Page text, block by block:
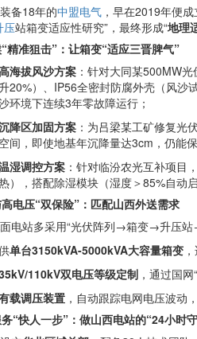
备18年的中盟电气 ，早在2019年便
压站箱变适应性研究”，最终形成“地理
精准狙击”：让箱变“适应三晋脾气”
海拔风沙方案 ：针对大同某500MW
20%）、IP56全密封防腐外壳（风沙
环境下连续3年零故障运行；
降区加固方案 ：为吕梁某工矿修复光
间，即使地基年沉降量达3cm，仍能
湿调控方案 ：针对临汾农光互补项目
），搭配除湿模块（湿度＞85%自动
电压“双保险”：匹配山西外送需求
电站多采用“光伏阵列→箱变→升压站
单台3150kVA-5000kVA大容量箱变
110kV双电压等级定制 ，通过国
载调压装置 ，自动跟踪电网电压波动
“快人一步”：做山西电站的“24小时